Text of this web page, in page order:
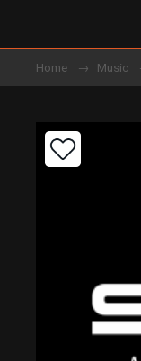
Home Music